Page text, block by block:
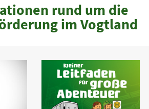
rund um die
im Vogtland